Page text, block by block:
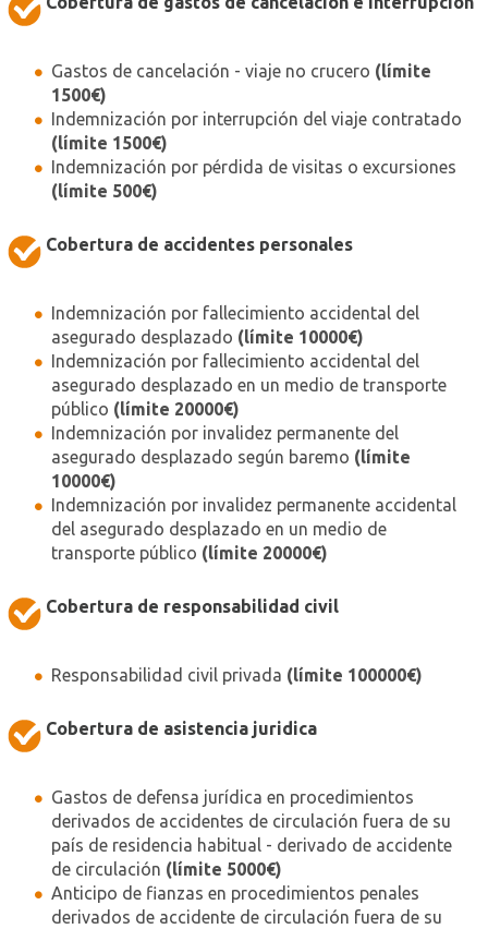
Gastos de cancelación - viaje no crucero (límite
1500€)
Indemnización por interrupción del viaje contratado
(límite 1500€)
Indemnización por pérdida de visitas o excursiones
(límite 500€)
Cobertura de accidentes personales
Indemnización por fallecimiento accidental del
asegurado desplazado (límite 10000€)
Indemnización por fallecimiento accidental del
asegurado desplazado en un medio de transporte
público (límite 20000€)
Indemnización por invalidez permanente del
asegurado desplazado según baremo (límite
10000€)
Indemnización por invalidez permanente accidental
del asegurado desplazado en un medio de
transporte público (límite 20000€)
Cobertura de responsabilidad civil
Responsabilidad civil privada (límite 100000€)
Cobertura de asistencia juridica
Gastos de defensa jurídica en procedimientos
derivados de accidentes de circulación fuera de su
país de residencia habitual - derivado de accidente
de circulación (límite 5000€)
Anticipo de fianzas en procedimientos penales
derivados de accidente de circulación fuera de su